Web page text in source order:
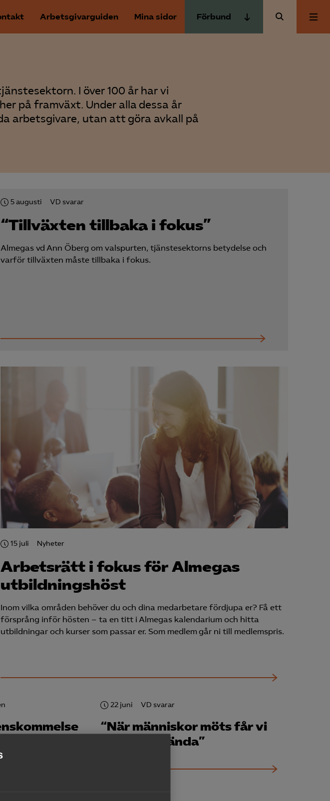
Arbetsgivarguiden Mina sidor Förbund
Kompetens­företagen
Tåg­företagen
Aktuellt
Medlemskapet
Kurser & utbildningar
Arbetsgivarguiden
Cookie-inställningar
I över 100 år har vi
på framväxt. Under alla dessa år
arbetsgivare, utan att göra avkall på
5 augusti VD svarar
“Tillväxten tillbaka i fokus”
Almegas vd Ann Öberg om valspurten, tjänstesektorns betydelse och
varför tillväxten måste tillbaka i fokus.
15 juli Nyheter
Arbetsrätt i fokus för Almegas
utbildningshöst
Inom vilka områden behöver du och dina medarbetare fördjupa er? Få ett
försprång inför hösten – ta en titt i Almegas kalendarium och hitta
utbildningar och kurser som passar er. Som medlem går ni till medlemspris.
22 juni VD svarar
“När människor möts får vi
saker att hända”